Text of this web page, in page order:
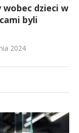
dzieci w
byli
2024